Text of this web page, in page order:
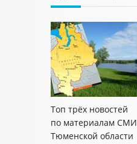
Топ трёх новостей
по материалам СМИ
Тюменской области